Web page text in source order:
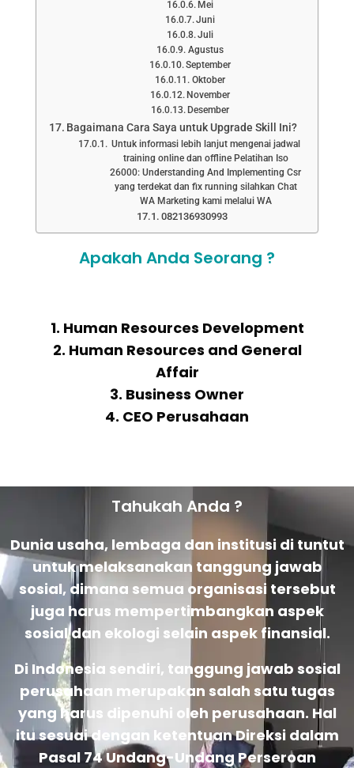
Mei
Juni
Juli
Agustus
September
Oktober
November
Desember
Bagaimana Cara Saya untuk Upgrade Skill Ini?
Untuk informasi lebih lanjut mengenai jadwal
training online dan offline Pelatihan Iso
26000: Understanding And Implementing Csr
yang terdekat dan fix running silahkan Chat
WA Marketing kami melalui WA
082136930993
Apakah Anda Seorang ?
1. Human Resources Development
2. Human Resources and General
Affair
3. Business Owner
4. CEO Perusahaan
Tahukah Anda ?
Dunia usaha, lembaga dan institusi di tuntut
untuk melaksanakan tanggung jawab
sosial, dimana semua organisasi tersebut
juga harus mempertimbangkan aspek
sosial dan ekologi selain aspek finansial.
Di Indonesia sendiri, tanggung jawab sosial
perusahaan merupakan salah satu tugas
yang harus dipenuhi oleh perusahaan. Hal
itu sesuai dengan ketentuan Direksi dalam
Pasal 74 Undang-Undang Perseroan